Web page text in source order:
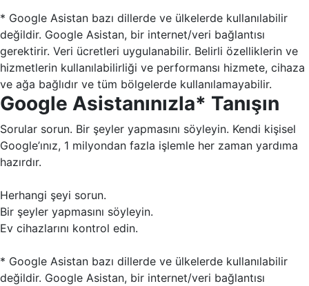
* Google Asistan bazı dillerde ve ülkelerde kullanılabilir
değildir. Google Asistan, bir internet/veri bağlantısı
gerektirir. Veri ücretleri uygulanabilir. Belirli özelliklerin ve
hizmetlerin kullanılabilirliği ve performansı hizmete, cihaza
ve ağa bağlıdır ve tüm bölgelerde kullanılamayabilir.
Google Asistanınızla* Tanışın
Sorular sorun. Bir şeyler yapmasını söyleyin. Kendi kişisel
Google’ınız, 1 milyondan fazla işlemle her zaman yardıma
hazırdır.
Herhangi şeyi sorun.
Bir şeyler yapmasını söyleyin.
Ev cihazlarını kontrol edin.
* Google Asistan bazı dillerde ve ülkelerde kullanılabilir
değildir. Google Asistan, bir internet/veri bağlantısı